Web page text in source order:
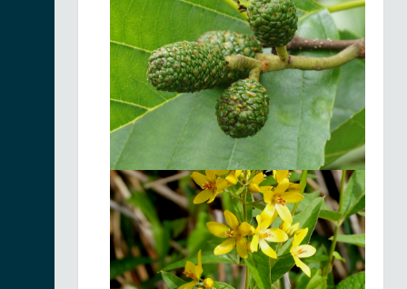
Fiche espèce
Lycopode en
massue |
Lycopodium
clavatum
30/06/2026
Fiche espèce
Jonc filiforme |
Juncus filiformis
30/06/2026
Fiche espèce
Huperzie sélagine |
Huperzia selago
30/06/2026